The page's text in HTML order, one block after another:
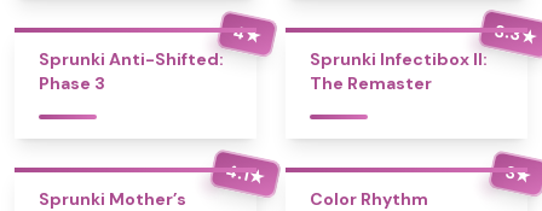
4★
Sprunki Anti-Shifted:
Phase 3
3.3★
Sprunki Infectibox II:
The Remaster
4.1★
Sprunki Mother’s
3★
Color Rhythm